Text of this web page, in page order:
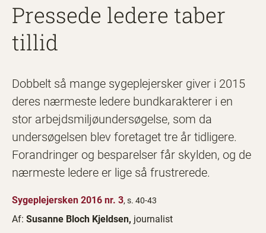
Pressede ledere taber
tillid
Dobbelt så mange sygeplejersker giver i 2015
deres nærmeste ledere bundkarakterer i en
stor arbejdsmiljøundersøgelse, som da
undersøgelsen blev foretaget tre år tidligere.
Forandringer og besparelser får skylden, og de
nærmeste ledere er lige så frustrerede.
Sygeplejersken 2016 nr. 3, s. 40-43
Af: Susanne Bloch Kjeldsen, journalist